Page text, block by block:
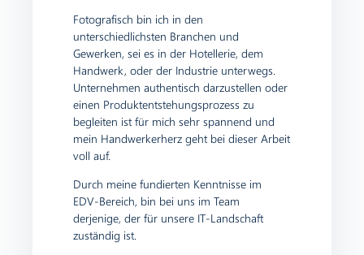
Fotografisch bin ich in den
unterschiedlichsten Branchen und
Gewerken, sei es in der Hotellerie, dem
Handwerk, oder der Industrie unterwegs.
Unternehmen authentisch darzustellen oder
einen Produktentstehungsprozess zu
begleiten ist für mich sehr spannend und
mein Handwerkerherz geht bei dieser Arbeit
voll auf.
Durch meine fundierten Kenntnisse im
EDV-Bereich, bin bei uns im Team
derjenige, der für unsere IT-Landschaft
zuständig ist.